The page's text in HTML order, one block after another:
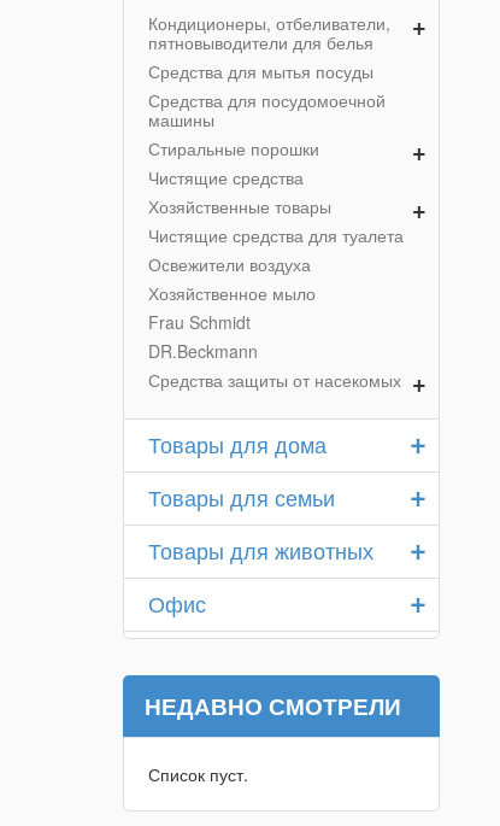
+
Кондиционеры, отбеливатели,
пятновыводители для белья
Средства для мытья посуды
Средства для посудомоечной
машины
+
Стиральные порошки
Чистящие средства
+
Хозяйственные товары
Чистящие средства для туалета
Освежители воздуха
Хозяйственное мыло
Frau Schmidt
DR.Beckmann
+
Средства защиты от насекомых
+
Товары для дома
+
Товары для семьи
+
Товары для животных
+
Офис
НЕДАВНО СМОТРЕЛИ
Список пуст.